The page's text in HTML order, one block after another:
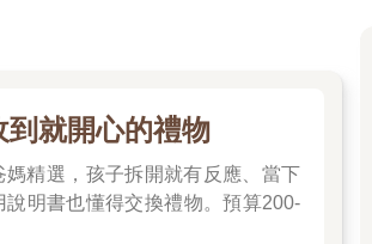
到就開心的禮物
媽精選，孩子拆開就有反應、當下
說明書也懂得交換禮物。預算200-